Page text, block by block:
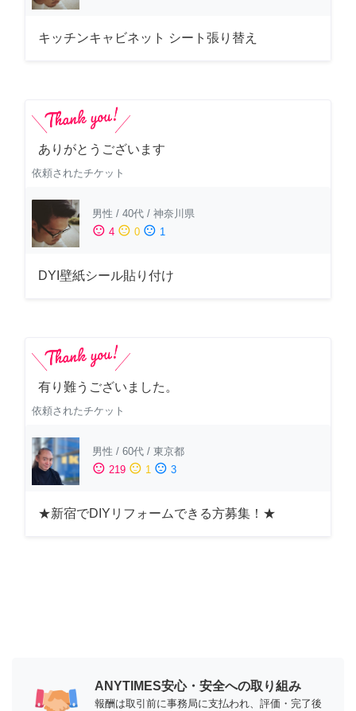
キッチンキャビネット シート張り替え
ありがとうございます
依頼されたチケット
男性 / 40代 / 神奈川県
sentiment_satisfied 4 sentiment_neutral 0 sentiment_dissatisfied 1
DYI壁紙シール貼り付け
有り難うございました。
依頼されたチケット
男性 / 60代 / 東京都
sentiment_satisfied 219 sentiment_neutral 1 sentiment_dissatisfied 3
★新宿でDIYリフォームできる方募集！★
ANYTIMES安心・安全への取り組み
報酬は取引前に事務局に支払われ、評価・完了後